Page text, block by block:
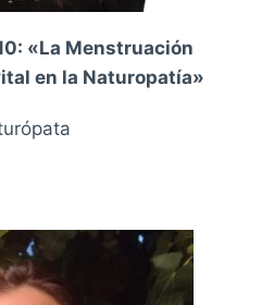
«La Menstruación
en la Naturopatía»